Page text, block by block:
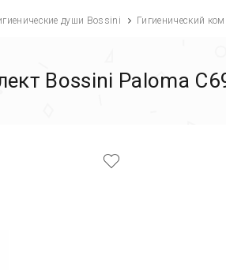
души Bossini Гигиенический
Bossini Paloma